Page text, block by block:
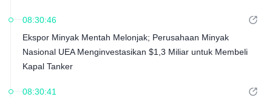
08:30:46
Ekspor Minyak Mentah Melonjak; Perusahaan Minyak
Nasional UEA Menginvestasikan $1,3 Miliar untuk Membeli
Kapal Tanker
08:30:41